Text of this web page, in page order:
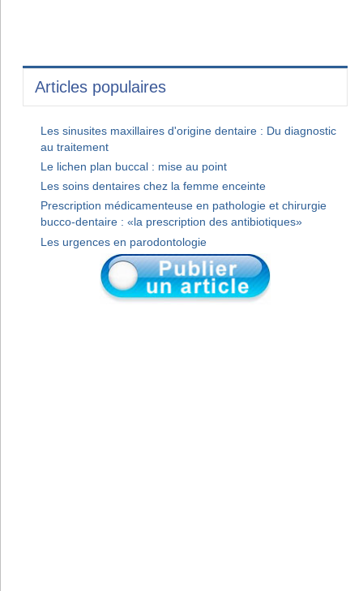
Articles populaires
Les sinusites maxillaires d'origine dentaire : Du diagnostic
au traitement
Le lichen plan buccal : mise au point
Les soins dentaires chez la femme enceinte
Prescription médicamenteuse en pathologie et chirurgie
bucco-dentaire : «la prescription des antibiotiques»
Les urgences en parodontologie